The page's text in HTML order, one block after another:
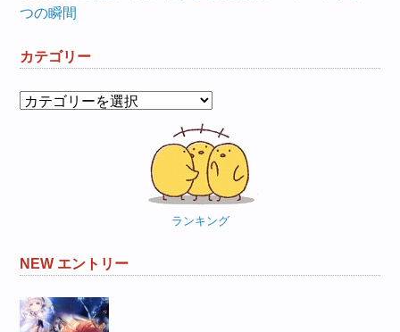
つの瞬間
カテゴリー
カ
ランキング
NEW エントリー